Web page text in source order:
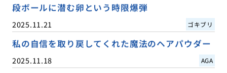
段ボールに潜む卵という時限爆弾
2025.11.21 ゴキブリ
私の自信を取り戻してくれた魔法のヘアパウダー
2025.11.18 AGA